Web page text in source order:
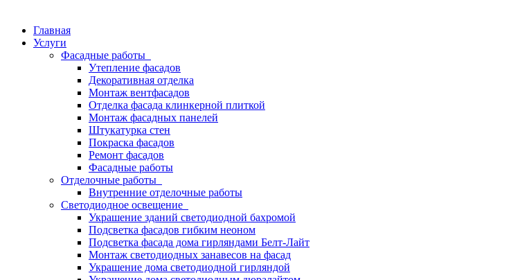
Главная
Услуги
Фасадные работы
Утепление фасадов
Декоративная отделка
Монтаж вентфасадов
Отделка фасада клинкерной плиткой
Монтаж фасадных панелей
Штукатурка стен
Покраска фасадов
Ремонт фасадов
Фасадные работы
Отделочные работы
Внутренние отделочные работы
Светодиодное освещение
Украшение зданий светодиодной бахромой
Подсветка фасадов гибким неоном
Подсветка фасада дома гирляндами Белт-Лайт
Монтаж светодиодных занавесов на фасад
Украшение дома светодиодной гирляндой